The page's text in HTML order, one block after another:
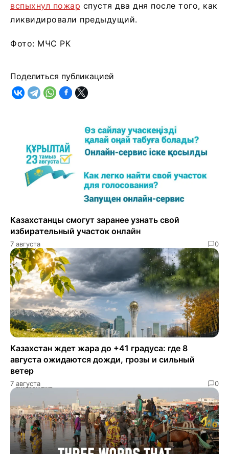
вспыхнул пожар спустя два дня после того, как
ликвидировали предыдущий.
Фото: МЧС РК
Поделиться публикацией
Казахстанцы смогут заранее узнать свой
избирательный участок онлайн
7 августа 0
Казахстан ждет жара до +41 градуса: где 8
августа ожидаются дожди, грозы и сильный
ветер
7 августа 0